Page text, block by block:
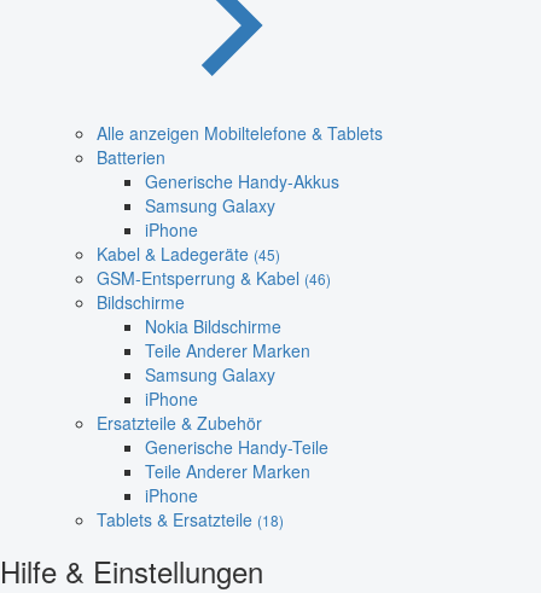
Alle anzeigen Mobiltelefone & Tablets
Batterien
Generische Handy-Akkus
Samsung Galaxy
iPhone
Kabel & Ladegeräte (45)
GSM-Entsperrung & Kabel (46)
Bildschirme
Nokia Bildschirme
Teile Anderer Marken
Samsung Galaxy
iPhone
Ersatzteile & Zubehör
Generische Handy-Teile
Teile Anderer Marken
iPhone
Tablets & Ersatzteile (18)
Hilfe & Einstellungen